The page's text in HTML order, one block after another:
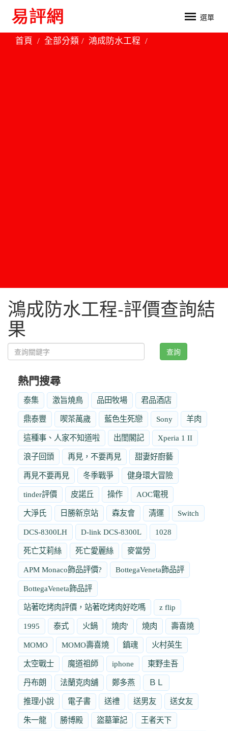
選單
首頁 全部分類 鴻成防水工程
鴻成防水工程-評價查詢結
果
查詢
熱門搜尋
泰集 激旨燒鳥 品田牧場 君品酒店
鼎泰豐 喫茶萬歲 藍色生死戀 Sony 羊肉
這種事、人家不知道啦 出閨閣記 Xperia 1 II
浪子回頭 再見，不要再見 甜妻好廚藝
再見不要再見 冬季戰爭 健身環大冒險
tinder評價 皮諾丘 操作 AOC電視
大淨氏 日勝新京站 森友會 清運 Switch
DCS-8300LH D-link DCS-8300L 1028
死亡艾莉絲 死亡愛麗絲 麥當勞
APM Monaco飾品評價? BottegaVeneta飾品評
BottegaVeneta飾品評
站著吃烤肉評價，站著吃烤肉好吃嗎 z flip
1995 泰式 火鍋 燒肉' 燒肉 壽喜燒
MOMO MOMO壽喜燒 鎮魂 火村英生
太空戰士 魔道祖師 iphone 東野圭吾
丹布朗 法蘭克肉舖 鄭多燕 ＢＬ
推理小說 電子書 送禮 送男友 送女友
朱一龍 勝博殿 盜墓筆記 王者天下